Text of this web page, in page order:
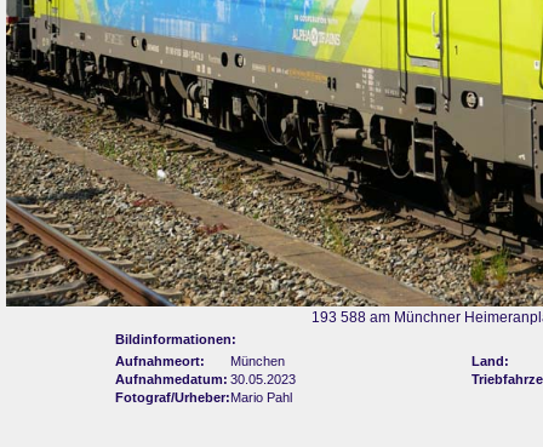
193 588 am Münchner
Bildinformationen:
Aufnahmeort:
München
Land:
Aufnahmedatum: 30.05.2023
Fotograf/Urheber:Mario Pahl